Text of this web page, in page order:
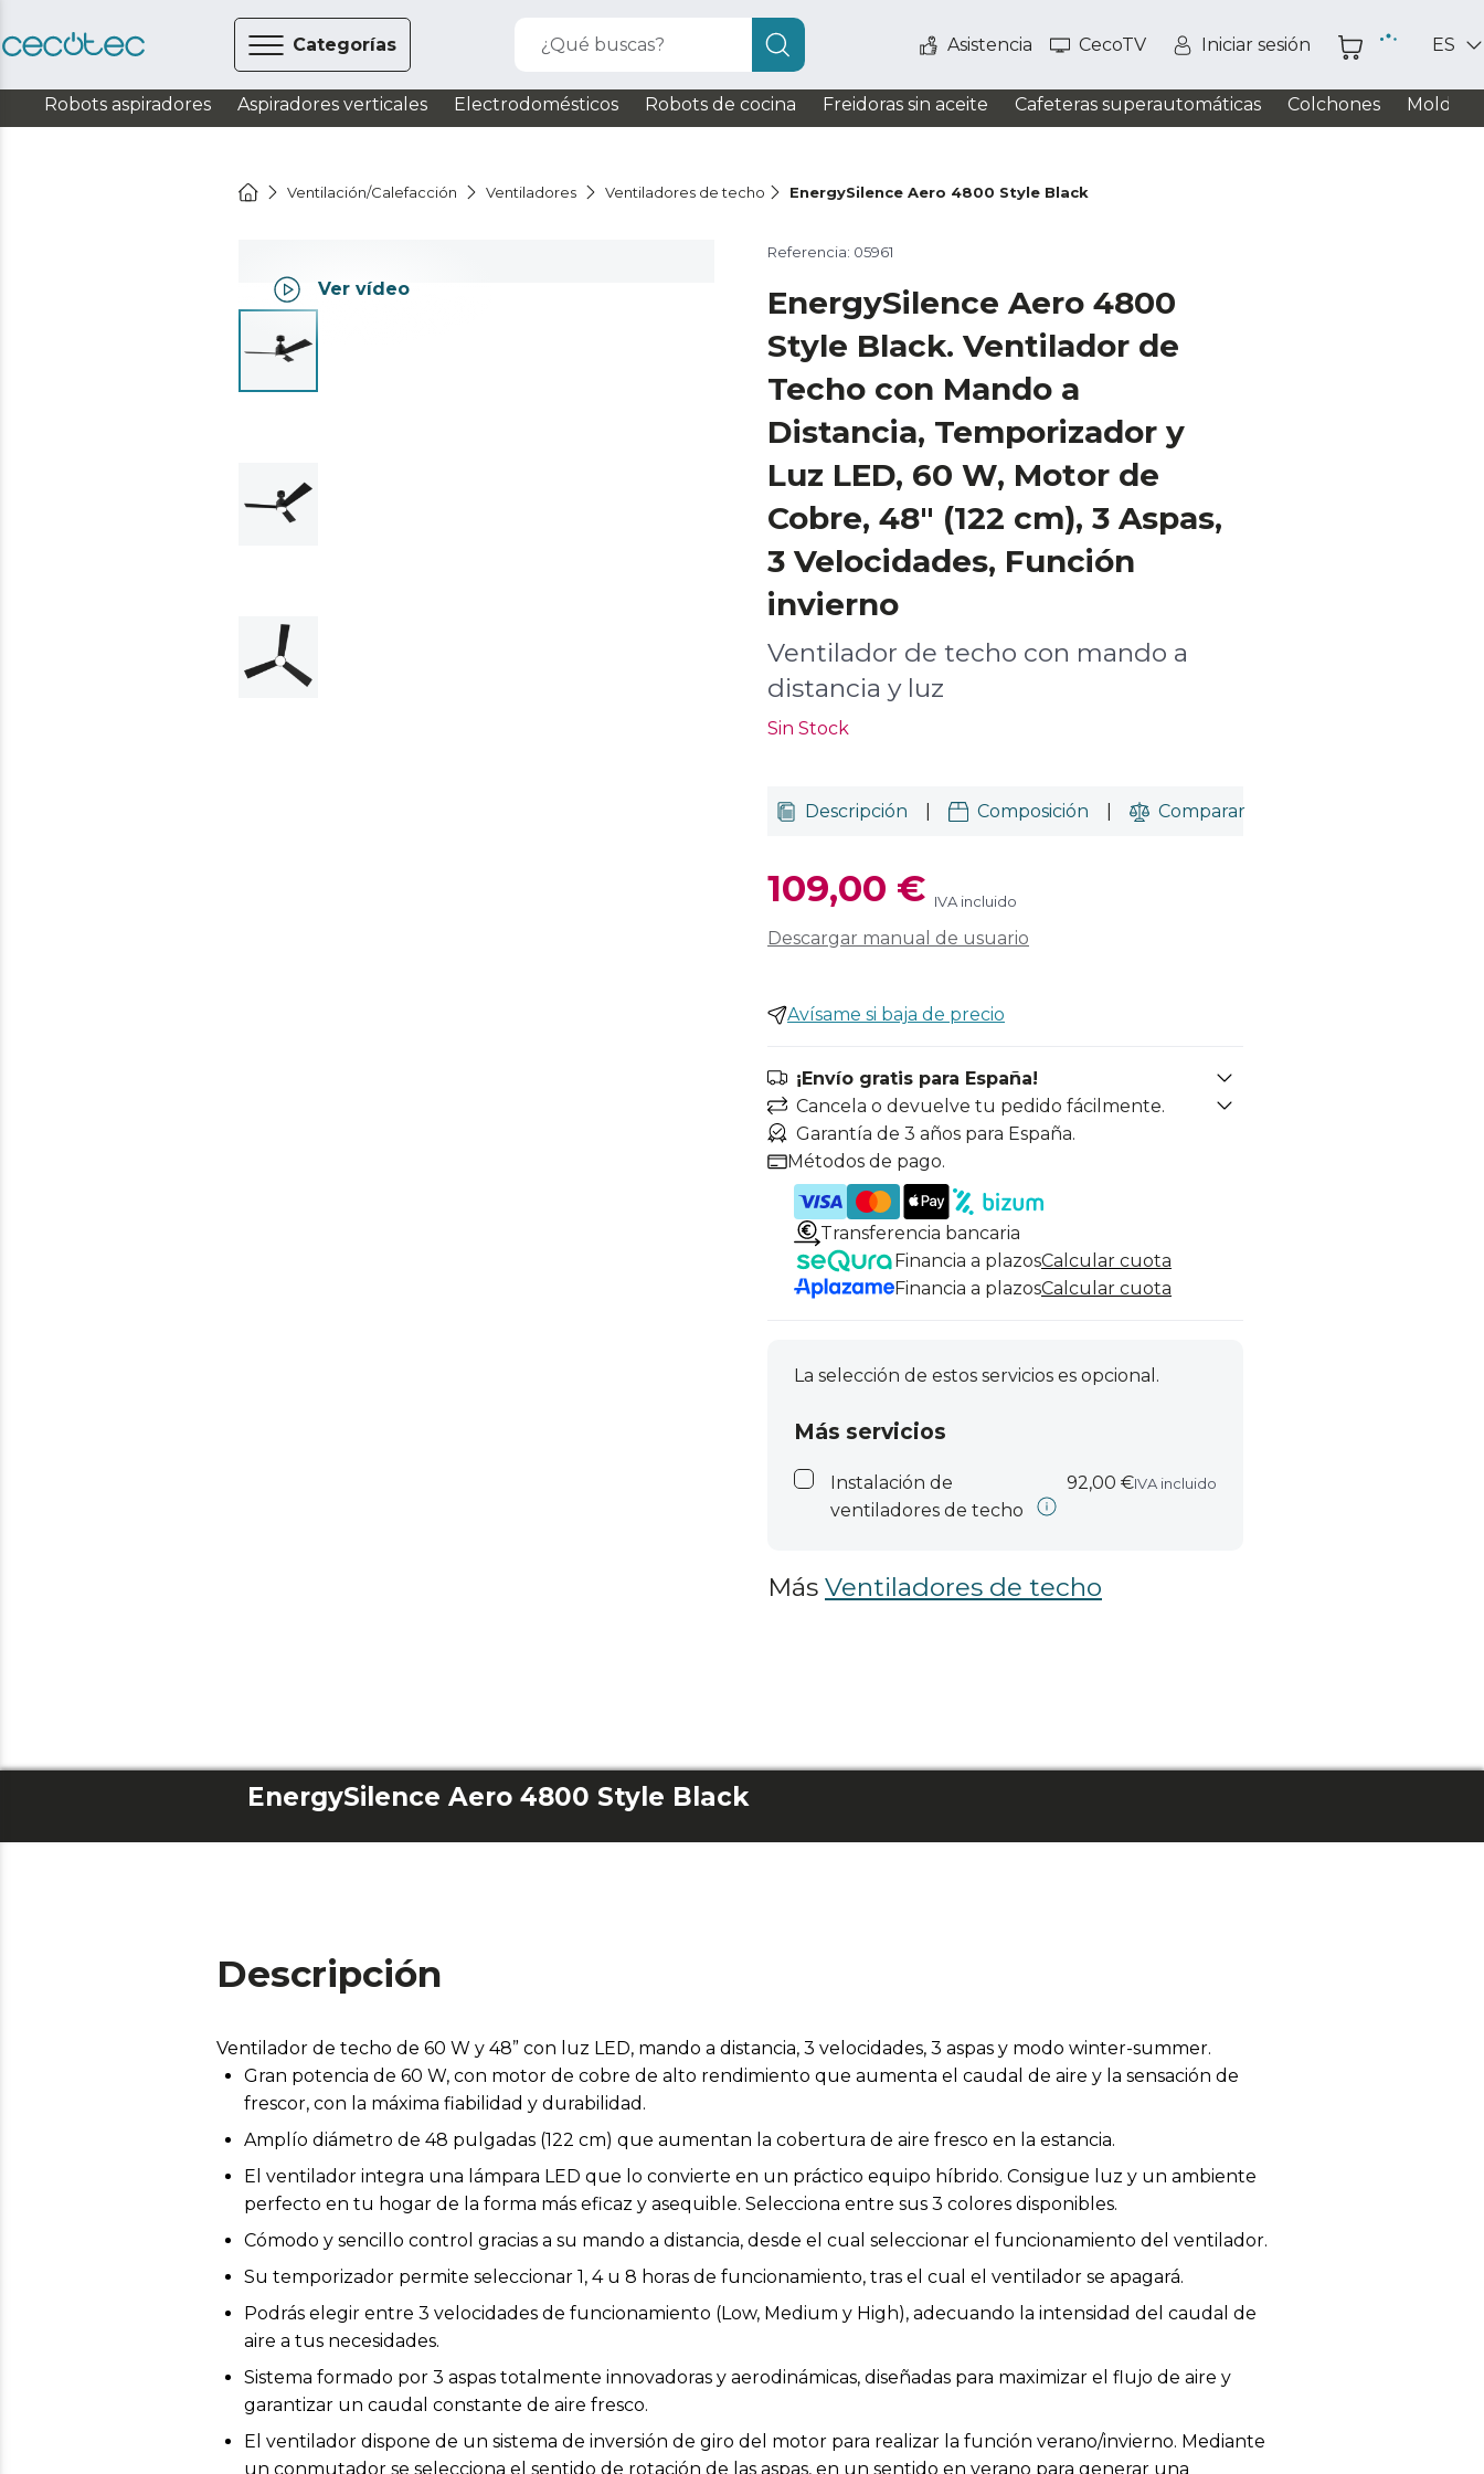
Categorías ¿Qué buscas? Asistencia CecoTV Iniciar sesión ES
Robots aspiradores Aspiradores verticales Electrodomésticos Robots de cocina Freidoras sin aceite Cafeteras superautomáticas Colchones
Ventilación/Calefacción Ventiladores Ventiladores de techo EnergySilence Aero 4800 Style Black
Ver vídeo
Referencia: 05961
EnergySilence Aero 4800
Style Black. Ventilador de
Techo con Mando a
Distancia, Temporizador y
Luz LED, 60 W, Motor de
Cobre, 48" (122 cm), 3 Aspas,
3 Velocidades, Función
invierno
Ventilador de techo con mando a
distancia y luz
Sin Stock
Descripción Composición Comparar
109,00 € IVA incluido
Descargar manual de usuario
Avísame si baja de precio
¡Envío gratis para España!
Cancela o devuelve tu pedido fácilmente.
Garantía de 3 años para España.
Métodos de pago.
Transferencia bancaria
Financia a plazosCalcular cuota
Financia a plazosCalcular cuota
La selección de estos servicios es opcional.
Más servicios
Instalación de
ventiladores de techo
92,00 €IVA incluido
Más Ventiladores de techo
EnergySilence Aero 4800 Style Black
Descripción
Ventilador de techo de 60 W y 48” con luz LED, mando a distancia, 3 velocidades, 3 aspas y modo winter-summer.
Gran potencia de 60 W, con motor de cobre de alto rendimiento que aumenta el caudal de aire y la sensación de
frescor, con la máxima fiabilidad y durabilidad.
Amplío diámetro de 48 pulgadas (122 cm) que aumentan la cobertura de aire fresco en la estancia.
El ventilador integra una lámpara LED que lo convierte en un práctico equipo híbrido. Consigue luz y un ambiente
perfecto en tu hogar de la forma más eficaz y asequible. Selecciona entre sus 3 colores disponibles.
Cómodo y sencillo control gracias a su mando a distancia, desde el cual seleccionar el funcionamiento del ventilador.
Su temporizador permite seleccionar 1, 4 u 8 horas de funcionamiento, tras el cual el ventilador se apagará.
Podrás elegir entre 3 velocidades de funcionamiento (Low, Medium y High), adecuando la intensidad del caudal de
aire a tus necesidades.
Sistema formado por 3 aspas totalmente innovadoras y aerodinámicas, diseñadas para maximizar el flujo de aire y
garantizar un caudal constante de aire fresco.
El ventilador dispone de un sistema de inversión de giro del motor para realizar la función verano/invierno. Mediante
un conmutador se selecciona el sentido de rotación de las aspas, en un sentido en verano para generar una